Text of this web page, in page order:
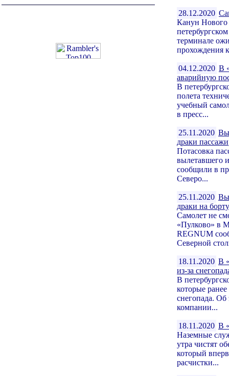
28.12.2020
Канун Нового
терминале
прохождения
04.12.2020 В
аварийную
В
полета
учебный
в пресс...
25.11.2020
драки
Потасовка
вылетавшего
сообщили в
Северо...
25.11.2020
драки на борту
Самолет не
«Пулково» в
REGNUM
Северной
18.11.2020 В
из-за
В
которые
снегопада.
компании...
18.11.2020 В
Наземные
утра чистят
который
расчистки...